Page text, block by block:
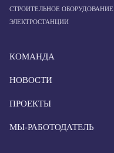
СТРОИТЕЛЬНОЕ ОБОРУДОВАНИЕ
ЭЛЕКТРОСТАНЦИИ
КОМАНДА
НОВОСТИ
ПРОЕКТЫ
МЫ-РАБОТОДАТЕЛЬ